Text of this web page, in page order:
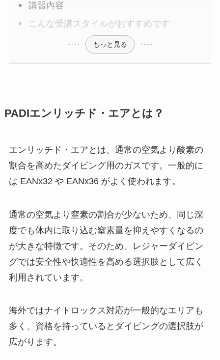
講習内容
こんな受講スタイルがおすすめです
もっと見る
PADIエンリッチド・エアとは？
エンリッチド・エアとは、通常の空気より酸素の
割合を高めたダイビング用のガスです。一般的に
は EANx32 や EANx36 がよく使われます。
通常の空気より窒素の割合が少ないため、同じ深
度でも体内に取り込む窒素量を抑えやすくなるの
が大きな特徴です。そのため、レジャーダイビン
グでは安全性や快適性を高める選択肢として広く
利用されています。
海外ではナイトロックス対応が一般的なエリアも
多く、資格を持っているとダイビングの選択肢が
広がります。